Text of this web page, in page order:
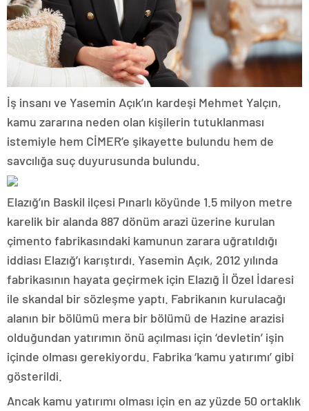
İş insanı ve Yasemin Açık’ın kardeşi Mehmet Yalçın,
kamu zararına neden olan kişilerin tutuklanması
istemiyle hem CİMER’e şikayette bulundu hem de
savcılığa suç duyurusunda bulundu.
Elazığ’ın Baskil ilçesi Pınarlı köyünde 1.5 milyon metre
karelik bir alanda 887 dönüm arazi üzerine kurulan
çimento fabrikasındaki kamunun zarara uğratıldığı
iddiası Elazığ’ı karıştırdı. Yasemin Açık, 2012 yılında
fabrikasının hayata geçirmek için Elazığ İl Özel İdaresi
ile skandal bir sözleşme yaptı. Fabrikanın kurulacağı
alanın bir bölümü mera bir bölümü de Hazine arazisi
olduğundan yatırımın önü açılması için ‘devletin’ işin
içinde olması gerekiyordu. Fabrika ‘kamu yatırımı’ gibi
gösterildi.
Ancak kamu yatırımı olması için en az yüzde 50 ortaklık